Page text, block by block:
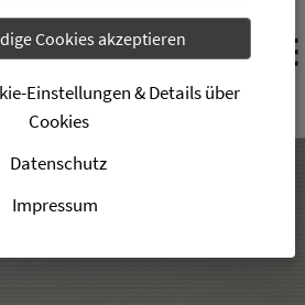
Cookies akzeptieren
Einstellungen & Details über
Cookies
Datenschutz
Impressum